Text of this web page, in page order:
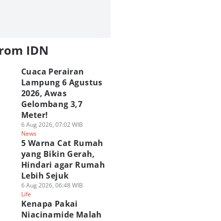
IDN
Cuaca Perairan
Lampung 6 Agustus
2026, Awas
Gelombang 3,7
Meter!
6 Aug 2026, 07:02 WIB
News
5 Warna Cat Rumah
yang Bikin Gerah,
Hindari agar Rumah
Lebih Sejuk
6 Aug 2026, 06:48 WIB
Life
Kenapa Pakai
Niacinamide Malah